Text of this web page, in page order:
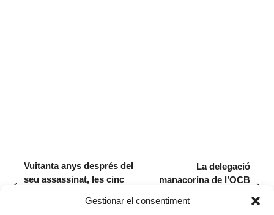
Gestionar el consentiment
Vuitanta anys després del
seu assassinat, les cinc
recordades a Manacor
post:
La delegació
manacorina de l’OCB
completar la directiva